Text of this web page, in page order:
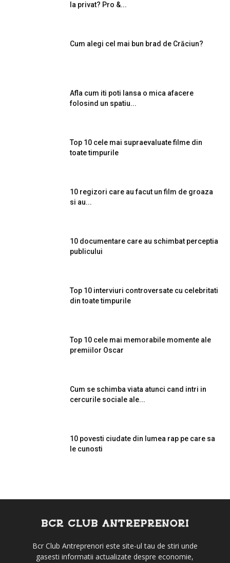
la privat? Pro &...
Cum alegi cel mai bun brad de Crăciun?
Afla cum iti poti lansa o mica afacere
folosind un spatiu...
Top 10 cele mai supraevaluate filme din
toate timpurile
10 regizori care au facut un film de groaza
si au...
10 documentare care au schimbat perceptia
publicului
Top 10 interviuri controversate cu celebritati
din toate timpurile
Top 10 cele mai memorabile momente ale
premiilor Oscar
Cum se schimba viata atunci cand intri in
cercurile sociale ale...
10 povesti ciudate din lumea rap pe care sa
le cunosti
Bcr Club Antreprenori este site-ul tau de stiri unde
gasesti informatii actualizate despre economie,